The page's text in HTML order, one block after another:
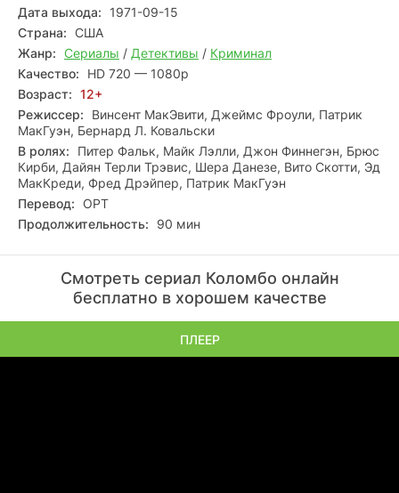
Дата выхода:
1971-09-15
Страна: США
Жанр: Сериалы / Детективы / Криминал
Качество:
HD 720 — 1080p
Возраст: 12+
Режиссер:
Винсент МакЭвити, Джеймс Фроули, Патрик
МакГуэн, Бернард Л. Ковальски
В ролях:
Питер Фальк, Майк Лэлли, Джон Финнегэн, Брюс
Кирби, Дайян Терли Трэвис, Шера Данезе, Вито Скотти, Эд
МакКреди, Фред Дрэйпер, Патрик МакГуэн
Перевод: ОРТ
Продолжительность:
90 мин
Смотреть сериал Коломбо онлайн
бесплатно в хорошем качестве
ПЛЕЕР